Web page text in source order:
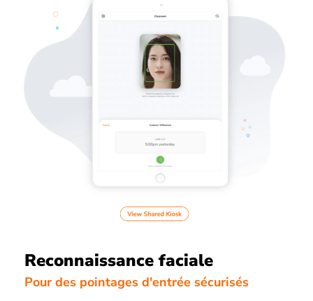
Reconnaissance faciale
Pour des pointages d'entrée sécurisés